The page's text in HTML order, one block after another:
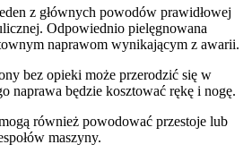
z głównych powodów prawidłowej
Odpowiednio pielęgnowana
naprawom wynikającym z awarii.
bez opieki może przerodzić się w
naprawa będzie kosztować rękę i nogę.
również powodować przestoje lub
maszyny.